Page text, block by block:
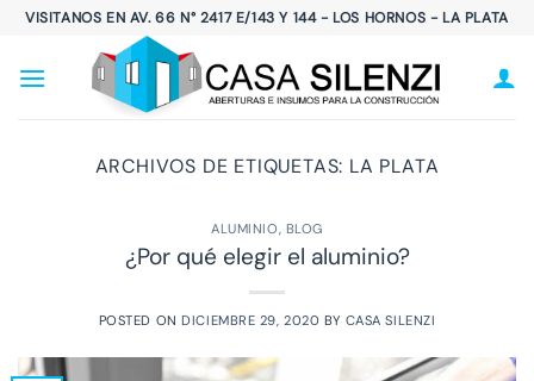
Saltar
contenido
VISITANOS EN AV. 66 N° 2417 E/143 Y 144 - LOS HORNOS - LA PLATA
ARCHIVOS DE ETIQUETAS: LA PLATA
ALUMINIO, BLOG
¿Por qué elegir el aluminio?
POSTED ONDICIEMBRE 29, 2020 BY CASA SILENZI